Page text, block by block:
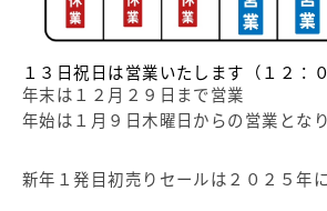
１３日祝日は営業いたします（１２：
年末は１２月２９日まで営業
年始は１月９日木曜日からの営業となり
新年１発目初売りセールは２０２５年